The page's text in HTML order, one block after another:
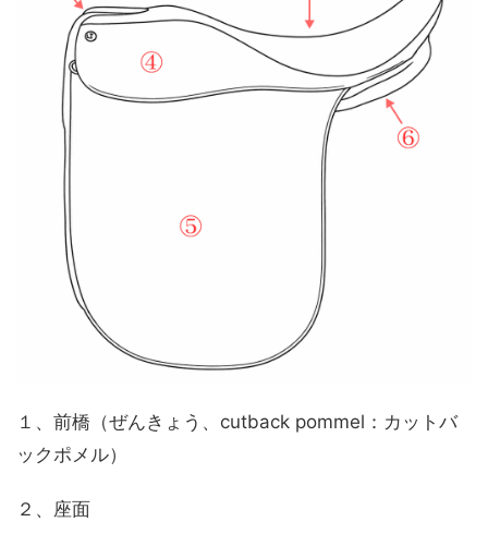
１、前橋（ぜんきょう、cutback pommel：カットバ
ックポメル）
２、座面